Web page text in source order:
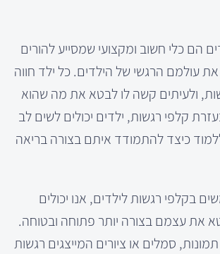
הם כלי חשוב ומקצועי שמסייע להורים
עולמם הרגשי של הילדים. כל ילד חווה
ולעיתים קשה לו לבטא את מה שהוא
קלפי רגשות, ילדים יכולים לשים לב
כיצד להתמודד איתם בצורה בריאה
בקלפי רגשות לילדים, אנו יכולים
את עצמם בצורה יותר פתוחה ובטוחה.
סמלים או ציורים המייצגים רגשות